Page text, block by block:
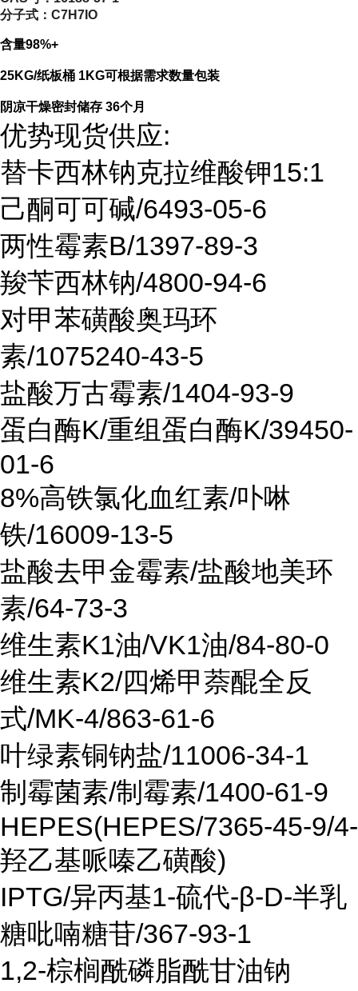
分子式： C7H7IO
含量98%+
25KG/纸板桶 1KG可根据需求数量包装
阴凉干燥密封储存 36个月
优势现货供应:
替卡西林钠克拉维酸钾15:1
己酮可可碱/6493-05-6
两性霉素B/1397-89-3
羧苄西林钠/4800-94-6
对甲苯磺酸奥玛环
素/1075240-43-5
盐酸万古霉素/1404-93-9
蛋白酶K/重组蛋白酶K/39450-
01-6
8%高铁氯化血红素/卟啉
铁/16009-13-5
盐酸去甲金霉素/盐酸地美环
素/64-73-3
维生素K1油/VK1油/84-80-0
维生素K2/四烯甲萘醌全反
式/MK-4/863-61-6
叶绿素铜钠盐/11006-34-1
制霉菌素/制霉素/1400-61-9
HEPES(HEPES/7365-45-9/4-
羟乙基哌嗪乙磺酸)
IPTG/异丙基1-硫代-β-D-半乳
糖吡喃糖苷/367-93-1
1,2-棕榈酰磷脂酰甘油钠